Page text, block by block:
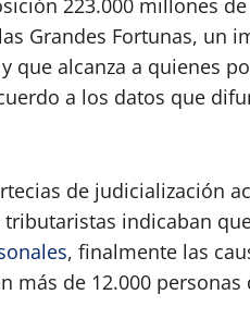
Grandes Fortunas, un
que alcanza a quienes
a los datos que
de judicialización
indicaban
, finalmente las
más de 12.000